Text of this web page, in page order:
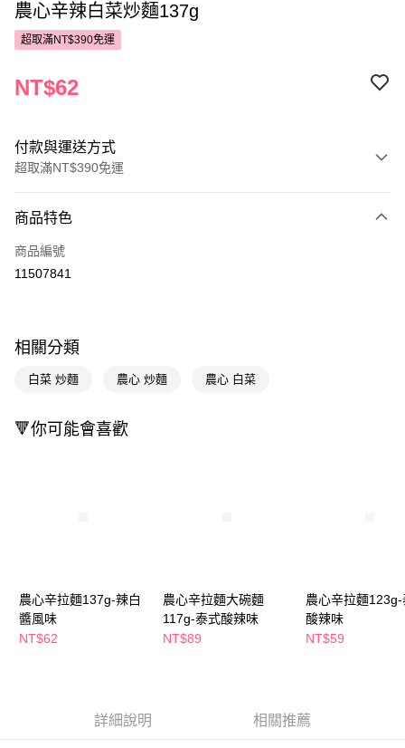
農心辛辣白菜炒麵137g
超取滿NT$390免運
NT$62
付款與運送方式
超取滿NT$390免運
POYA支付
信用卡一次付款
悠遊付
２．便利：只要手機號碼，簡訊認證，即可結帳。
３．安心：先確認商品／服務後，再付款。
３．收到繳費通知簡訊後14天內，點擊此簡訊中的連結，可透過四大超商／
運送方式
全家取貨付款
商品特色
商品編號
11507841
相關分類
白菜 炒麵 農心 炒麵 農心 白菜
🔻你可能會喜歡
農心辛拉麵137g-辣白
醬風味
NT$62
農心辛拉麵大碗麵
117g-泰式酸辣味
NT$89
農心辛拉麵123g-
酸辣味
NT$59
詳細說明 相關推薦